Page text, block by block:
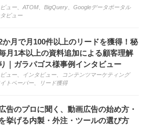
ュー ATOM BigQuery
Googleデータポータル
ビュー
か月で月100件以上のリードを獲得！秘
月1本以上の資料追加による顧客理解
｜ガラパゴス様事例インタビュー
ュー インタビュー
コンテンツマーケティング
トペーパー リード獲得
告のプロに聞く、動画広告の始め方・
挙げる内製・外注・ツールの選び方